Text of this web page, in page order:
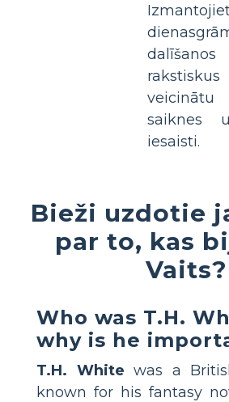
saiknes
iesaisti.
Bieži uzdotie
par to, kas
Vaits?
Who was T.H.
why is he
T.H. White was a
known for his fantasy